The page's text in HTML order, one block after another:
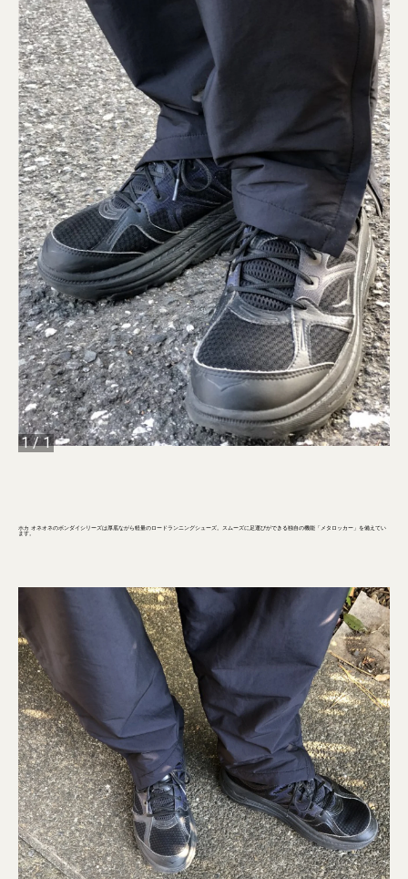
1/1
ホカ オネオネのボンダイシリーズは厚底ながら軽量のロードランニングシューズ。スムーズに足運びができる独自の機能「メタロッカー」を備えてい
ます。